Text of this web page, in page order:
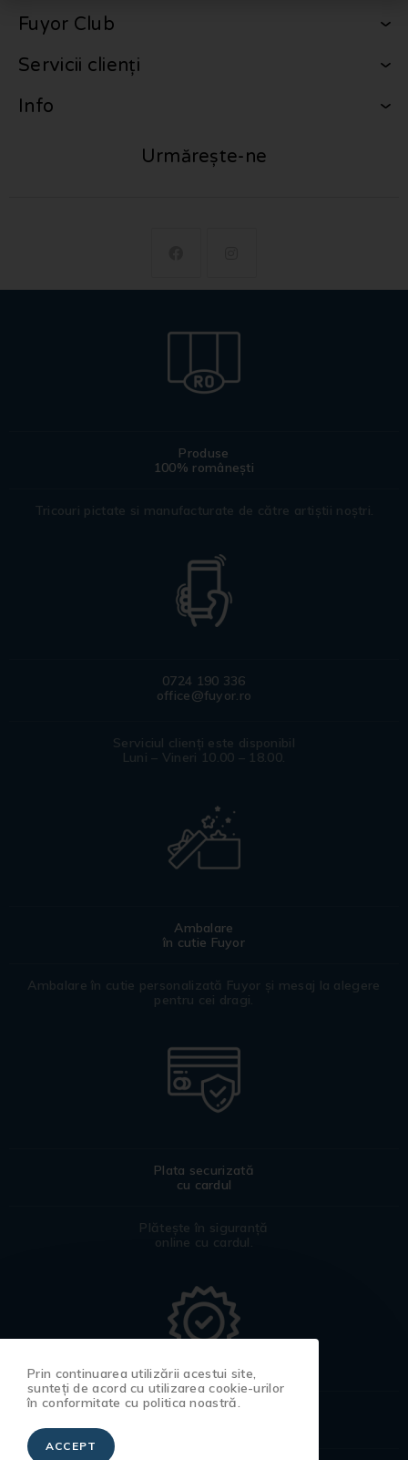
Fuyor Club
Servicii clienți
Info
Urmărește-ne
Produse
100% românești
Tricouri pictate si manufacturate de către artiștii noștri.
0724 190 336
office@fuyor.ro
Serviciul clienți este disponibil
Luni – Vineri 10.00 – 18.00.
Ambalare
în cutie Fuyor
Ambalare în cutie personalizată Fuyor și mesaj la alegere
pentru cei dragi.
Plata securizată
cu cardul
Plătește în siguranță
online cu cardul.
Certificat
Prin continuarea utilizării acestui site,
sunteți de acord cu utilizarea cookie-urilor
în conformitate cu politica noastră.
ACCEPT